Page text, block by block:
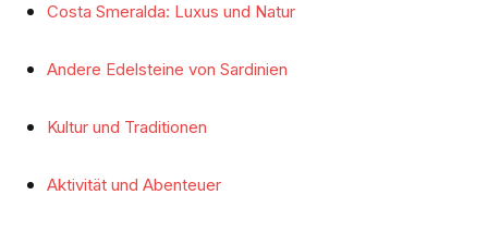
Costa Smeralda: Luxus und Natur
Andere Edelsteine von Sardinien
Kultur und Traditionen
Aktivität und Abenteuer